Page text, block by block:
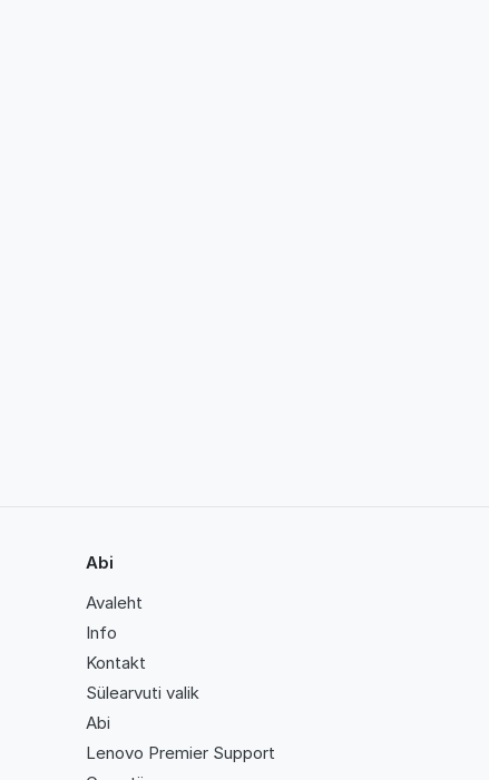
Abi
Avaleht
Info
Kontakt
Sülearvuti valik
Abi
Lenovo Premier Support